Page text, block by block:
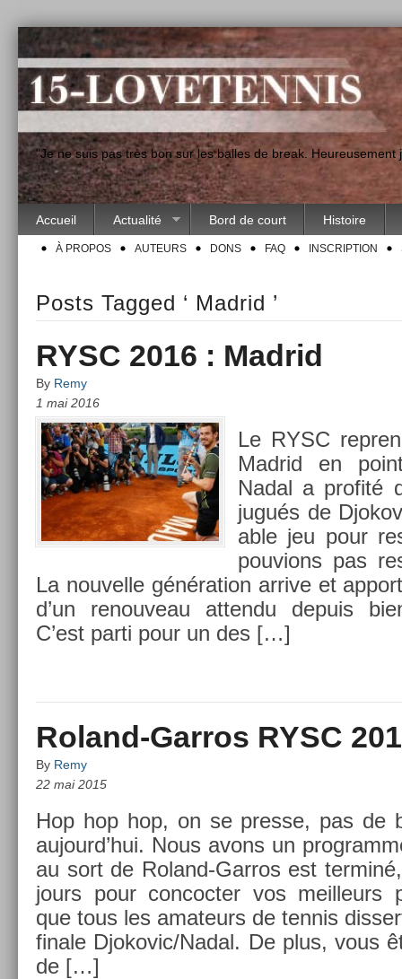
"Je ne suis pas très bon sur les balles de break.
Accueil Actualité Bord de court Histoire
À PROPOS AUTEURS DONS FAQ INSCRIPTION
Posts Tagged ‘ Madrid ’
RYSC 2016 : Madrid
By Remy
1 mai 2016
Le RYSC
Mad­rid en
Nadal a pro­fité
jugués de
able jeu pour
pouv­ions pas
La nouvel­le généra­tion ar­rive et
d’un re­nouveau at­tendu de­puis
C’est parti pour un des […]
Roland-Garros RYSC
By Remy
22 mai 2015
Hop hop hop, on se pre­sse, pas de
aujourd’hui. Nous avons un
au sort de Roland-Garros est
jours pour con­coct­er vos meil­leurs
que tous les amateurs de ten­nis
fin­ale Djokovic/Nad­al. De plus, vous
de […]